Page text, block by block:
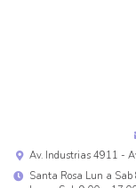
Av. Industrias 4911 -
Santa Rosa Lun a